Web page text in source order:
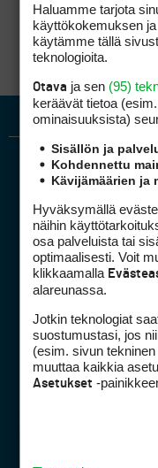
Haluamme tarjota
käyttökokemuksen
käytämme tällä
teknologioita.
Otava ja sen (95)
keräävät tietoa
ominaisuuk­sista)
Sisällön ja
Kohdennettu
Kävijämäärien ja
Hyväksymällä
näihin
osa palveluista tai
optimaalisesti. Voit
klikkaamalla
alareunassa.
Jotkin teknologiat
suostumustasi, jos
(esim. sivun
muuttaa kaikkia
Asetukset -